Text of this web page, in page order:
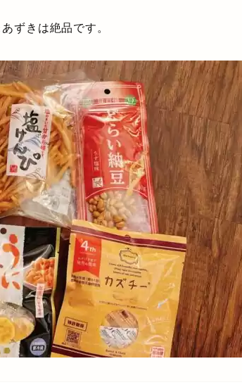
ずきは絶品です。